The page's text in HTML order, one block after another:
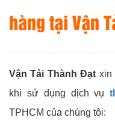
hàng tại Vận
Vận Tải Thành Đạt xin
khi sử dụng dịch vụ
TPHCM của chúng tôi: